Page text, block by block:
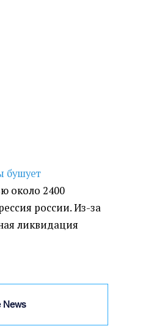
бушует
около 2400
россии. Из-за
ликвидация
News